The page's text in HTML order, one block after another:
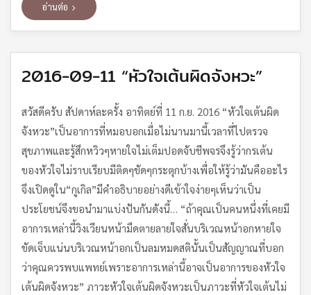
อ่านต่อ
2016-09-11 “หัวใจเต้นผิดจังหวะ”
สวัสดีครับ สัปดาห์ละครั้ง อาทิตย์ที่ 11 ก.ย. 2016 “หัวใจเต้นผิด
จังหวะ”เป็นอาการที่หมอบอกเมื่อไม่นานมานี้เวลาที่ไปตรวจ
สุขภาพและรู้สึกหวิวๆหายใจไม่เต็มปอดจับชีพจรจึงรู้ว่ากรเต้น
ของหัวใจไม่ราบเรียบมีติดๆขัดๆกระตุกบ้างเพื่อให้รู้ว่ามันคืออะไร
จึงเปิดดูใน“กูเกิล”มีคำอธิบายอย่างดีเข้าใจง่ายๆเห็นว่าเป็น
ประโยชน์จึงขอนำมาแบ่งปันกันดังนี้… “ถ้าคุณเป็นคนหนึ่งที่เคยมี
อาการเหล่านี้วิงเวียนหน้ามืดตายลายใจสั่นบริเวณหน้าอกหายใจ
ขัดเจ็บแน่นบริเวณหน้าอกเป็นลมหมดสตินั้นเป็นสัญญาณที่บอก
ว่าคุณควรพบแพทย์เพราะอาการเหล่านี้อาจเป็นอาการของหัวใจ
เต้นผิดจังหวะ” ภาวะหัวใจเต้นผิดจังหวะเป็นภาวะที่หัวใจเต้นไม่